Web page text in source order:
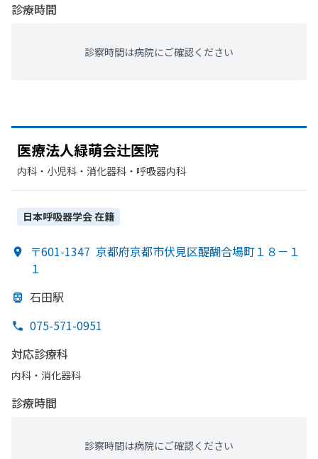
診療時間
診察時間は病院にご確認ください
医療法人緑萌会辻医院
内科・​小児科・​消化器科・​呼吸器内科
日本呼吸器学会在籍
〒601-1347 京都府京都市伏見区醍醐合場町１８－１
１
石田駅
075-571-0951
対応診療科
内科・​消化器科
診療時間
診察時間は病院にご確認ください